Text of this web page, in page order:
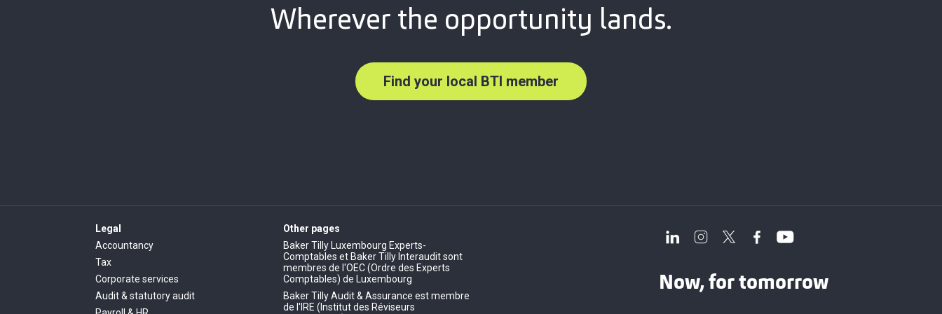
Wherever the opportunity lands.
Find your local BTI member
Legal
Accountancy
Tax
Corporate services
Audit & statutory audit
Other pages
Baker Tilly Luxembourg Experts-
Comptables et Baker Tilly Interaudit sont
membres de l'OEC (Ordre des Experts
Comptables) de Luxembourg
Baker Tilly Audit & Assurance est membre
de l'IRE (Institut des Réviseurs
Now, for tomorrow